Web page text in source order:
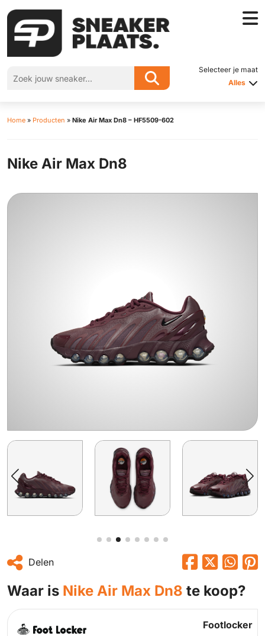
Selecteer je maat
Alles
Home » Producten » Nike Air Max Dn8 – HF5509-602
Nike Air Max Dn8
Delen
Waar is Nike Air Max Dn8 te koop?
Footlocker